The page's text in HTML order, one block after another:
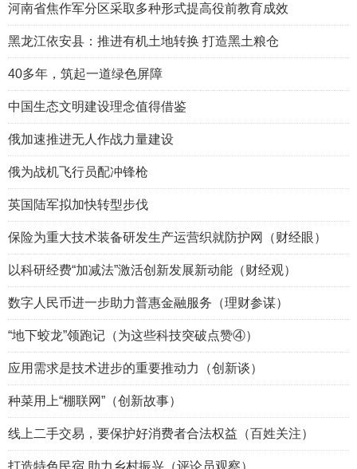
河南省焦作军分区采取多种形式提高役前教育成效
黑龙江依安县：推进有机土地转换 打造黑土粮仓
40多年，筑起一道绿色屏障
中国生态文明建设理念值得借鉴
俄加速推进无人作战力量建设
俄为战机飞行员配冲锋枪
英国陆军拟加快转型步伐
保险为重大技术装备研发生产运营织就防护网（财经眼）
以科研经费“加减法”激活创新发展新动能（财经观）
数字人民币进一步助力普惠金融服务（理财参谋）
“地下蛟龙”领跑记（为这些科技突破点赞④）
应用需求是技术进步的重要推动力（创新谈）
种菜用上“棚联网”（创新故事）
线上二手交易，要保护好消费者合法权益（百姓关注）
打造特色民宿 助力乡村振兴（评论员观察）